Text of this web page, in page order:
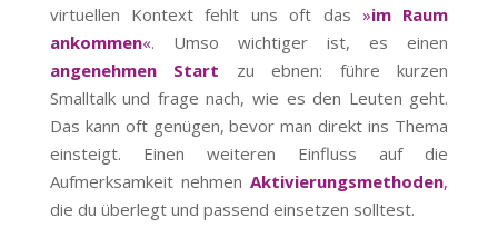
virtuellen Kontext fehlt uns oft das »im Raum
ankommen«. Umso wichtiger ist, es einen
angenehmen Start zu ebnen: führe kurzen
Smalltalk und frage nach, wie es den Leuten geht.
Das kann oft genügen, bevor man direkt ins Thema
einsteigt. Einen weiteren Einfluss auf die
Aufmerksamkeit nehmenAktivierungsmethoden,
die du überlegt und passend einsetzen solltest.